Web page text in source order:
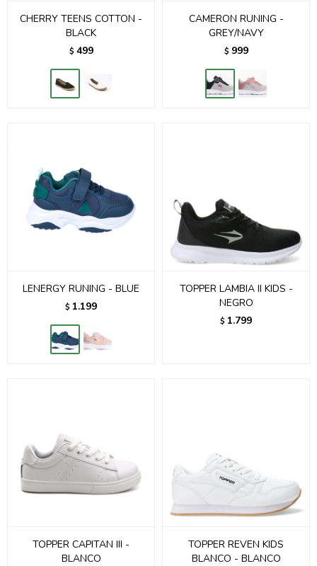
CHERRY TEENS COTTON -
BLACK
$ 499
CAMERON RUNING -
GREY/NAVY
$ 999
LENERGY RUNING - BLUE
$ 1.199
TOPPER LAMBIA II KIDS -
NEGRO
$ 1.799
TOPPER CAPITAN III -
BLANCO
TOPPER REVEN KIDS
BLANCO - BLANCO